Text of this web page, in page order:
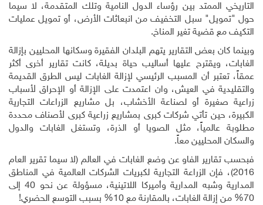
التاريخي الممتد بين رؤساء الدول النامية وتلك المتقدمة، لا سيما
حول "تمويل" سبل التخفيف من انبعاثات الأرض، أو تمويل عمليات
التكيف مع قضية تغير المناخ.
وبينما كان بعض التقارير يتهم البلدان الفقيرة وسكانها المحليين بإزالة
الغابات، ويقترح عليها أساليب حياة بديلة، كانت تقارير أخرى أكثر
عمقاً، تعتبر أن المسبب الرئيسي لإزالة الغابات ليس الطرق القديمة
والتقليدية في العيش، وان اعتمدت على الإزالة أو الإحراق لأسباب
زراعية صغيرة أو لصناعة الأخشاب، بل مشاريع الزراعات التجارية
الكبيرة، حين تأتي شركات كبرى بمشاريع زراعية كبرى لأصناف محددة
مطلوبة عالمياً، مثل الصويا أو الذرة، وتستغل الغابات والدول
والسكان المحليين معاً.
فبحسب تقارير الفاو عن وضع الغابات في العالم (لا سيما تقرير العام
2016)، فإن الزراعة التجارية لكبريات الشركات العالمية في المناطق
المدارية وشبه المدارية وأميركا اللاتينية، مسؤولة عن نحو 40 إلى
70% من إزالة الغابات، بالمقارنة مع 10% بسبب التوسع الحضري
!